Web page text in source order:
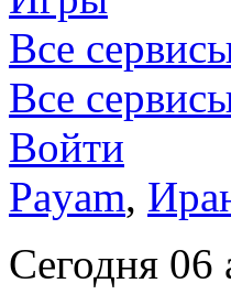
Все
Все
Войти
Payam,
Сегодня 06